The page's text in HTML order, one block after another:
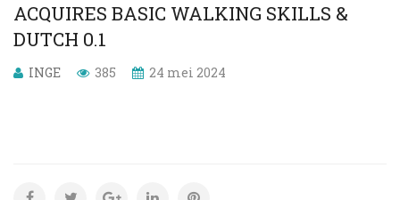
ACQUIRES BASIC WALKING SKILLS &
DUTCH 0.1
INGE 385 24 mei 2024